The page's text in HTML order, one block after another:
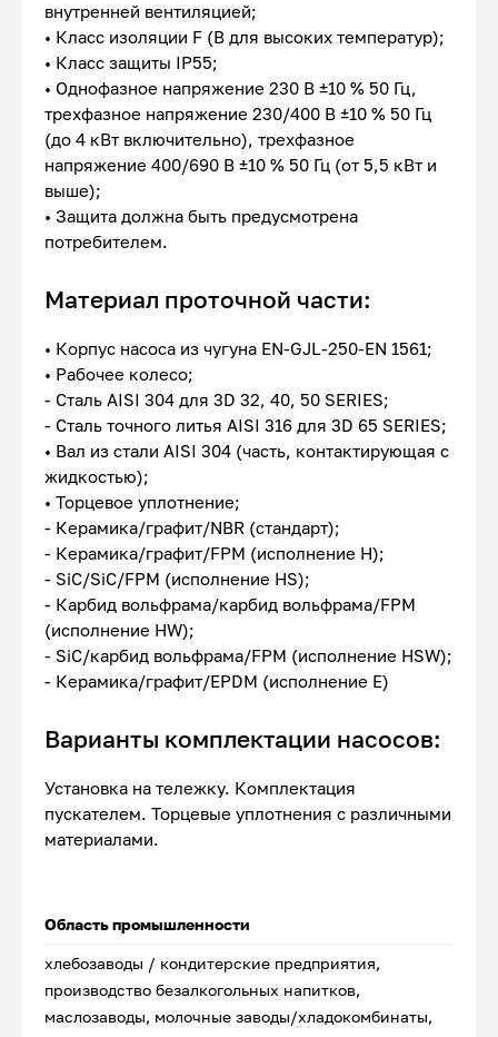
внутренней вентиляцией;
• Класс изоляции F (В для высоких температур);
• Класс защиты IP55;
• Однофазное напряжение 230 В ±10 % 50 Гц,
трехфазное напряжение 230/400 В ±10 % 50 Гц
(до 4 кВт включительно), трехфазное
напряжение 400/690 В ±10 % 50 Гц (от 5,5 кВт и
выше);
• Защита должна быть предусмотрена
потребителем.
Материал проточной части:
• Корпус насоса из чугуна EN-GJL-250-EN 1561;
• Рабочее колесо;
- Сталь AISI 304 для 3D 32, 40, 50 SERIES;
- Сталь точного литья AISI 316 для 3D 65 SERIES;
• Вал из стали AISI 304 (часть, контактирующая с
жидкостью);
• Торцевое уплотнение;
- Керамика/графит/NBR (стандарт);
- Керамика/графит/FPM (исполнение Н);
- SiC/SiC/FPM (исполнение HS);
- Карбид вольфрама/карбид вольфрама/FPM
(исполнение HW);
- SiC/карбид вольфрама/FPM (исполнение HSW);
- Керамика/графит/EPDM (исполнение Е)
Варианты комплектации насосов:
Установка на тележку. Комплектация
пускателем. Торцевые уплотнения с различными
материалами.
Область промышленности
хлебозаводы / кондитерские предприятия,
производство безалкогольных напитков,
маслозаводы, молочные заводы/хладокомбинаты,